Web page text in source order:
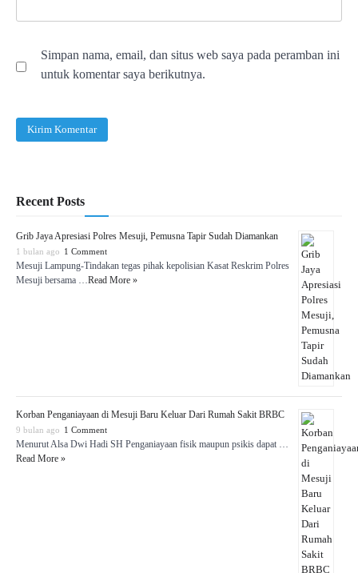
Simpan nama, email, dan situs web saya pada peramban ini
untuk komentar saya berikutnya.
Recent Posts
Grib Jaya Apresiasi Polres Mesuji, Pemusna Tapir Sudah Diamankan
1 bulan ago 1 Comment
Mesuji Lampung-Tindakan tegas pihak kepolisian Kasat Reskrim Polres
Mesuji bersama … Read More »
Korban Penganiayaan di Mesuji Baru Keluar Dari Rumah Sakit BRBC
9 bulan ago 1 Comment
Menurut Alsa Dwi Hadi SH Penganiayaan fisik maupun psikis dapat …
Read More »